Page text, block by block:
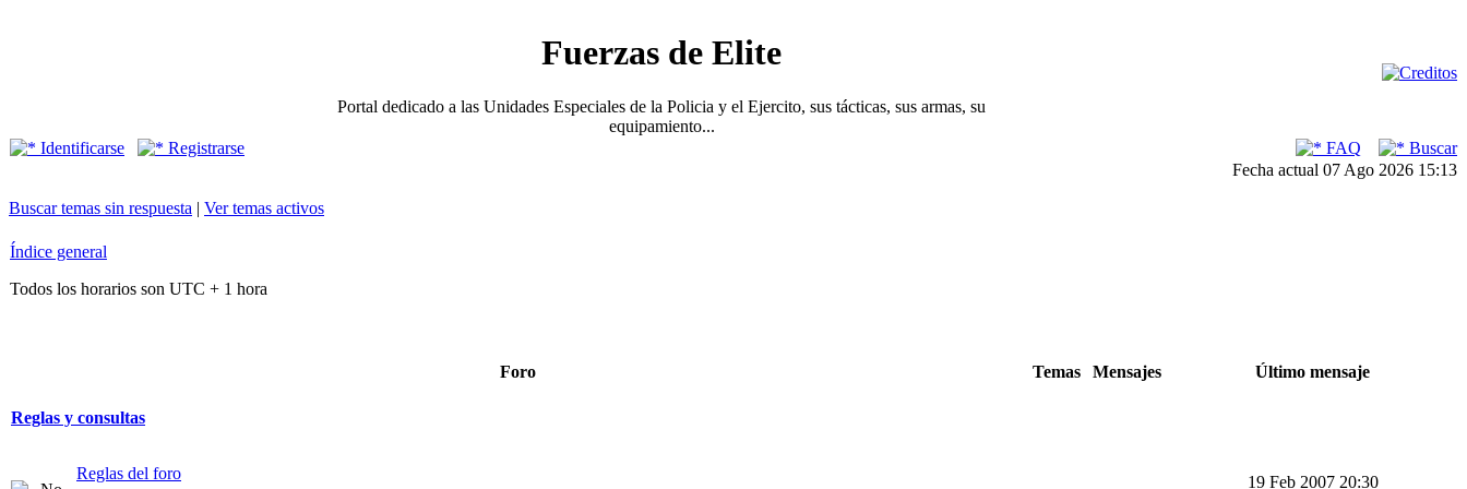
Fuerzas de Elite
Portal dedicado a las Unidades Especiales de la Policia y el Ejercito, sus tácticas, sus armas, su
equipamiento...
Identificarse
Registrarse FAQ
Buscar
Fecha actual 07 Ago 2026 15:13
Buscar temas sin respuesta | Ver temas activos
Índice general
Todos los horarios son UTC + 1 hora
Foro Temas Mensajes Último mensaje
Reglas y consultas
Reglas del foro 19 Feb 2007 20:30